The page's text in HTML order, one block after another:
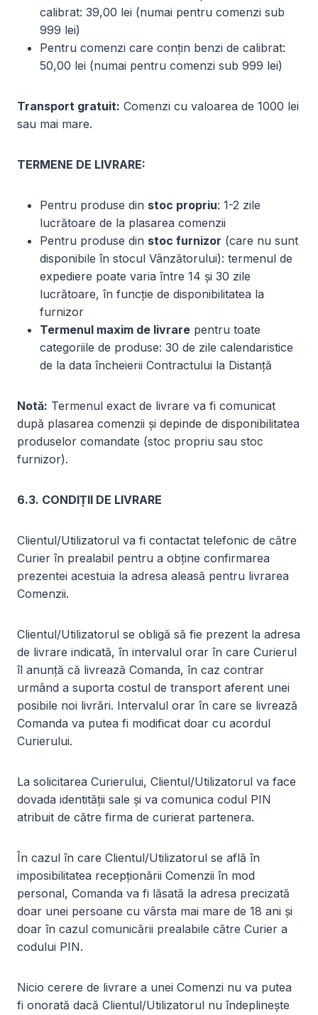
calibrat: 39,00 lei (numai pentru comenzi sub
999 lei)
Pentru comenzi care conțin benzi de calibrat:
50,00 lei (numai pentru comenzi sub 999 lei)
Transport gratuit: Comenzi cu valoarea de 1000 lei
sau mai mare.
TERMENE DE LIVRARE:
Pentru produse din stoc propriu: 1-2 zile
lucrătoare de la plasarea comenzii
Pentru produse din stoc furnizor (care nu sunt
disponibile în stocul Vânzătorului): termenul de
expediere poate varia între 14 și 30 zile
lucrătoare, în funcție de disponibilitatea la
furnizor
Termenul maxim de livrare pentru toate
categoriile de produse: 30 de zile calendaristice
de la data încheierii Contractului la Distanță
Notă: Termenul exact de livrare va fi comunicat
după plasarea comenzii și depinde de disponibilitatea
produselor comandate (stoc propriu sau stoc
furnizor).
6.3. CONDIȚII DE LIVRARE
Clientul/Utilizatorul va fi contactat telefonic de către
Curier în prealabil pentru a obține confirmarea
prezentei acestuia la adresa aleasă pentru livrarea
Comenzii.
Clientul/Utilizatorul se obligă să fie prezent la adresa
de livrare indicată, în intervalul orar în care Curierul
îl anunță că livrează Comanda, în caz contrar
urmând a suporta costul de transport aferent unei
posibile noi livrări. Intervalul orar în care se livrează
Comanda va putea fi modificat doar cu acordul
Curierului.
La solicitarea Curierului, Clientul/Utilizatorul va face
dovada identității sale și va comunica codul PIN
atribuit de către firma de curierat partenera.
În cazul în care Clientul/Utilizatorul se află în
imposibilitatea recepționării Comenzii în mod
personal, Comanda va fi lăsată la adresa precizată
doar unei persoane cu vârsta mai mare de 18 ani și
doar în cazul comunicării prealabile către Curier a
codului PIN.
Nicio cerere de livrare a unei Comenzi nu va putea
fi onorată dacă Clientul/Utilizatorul nu îndeplinește